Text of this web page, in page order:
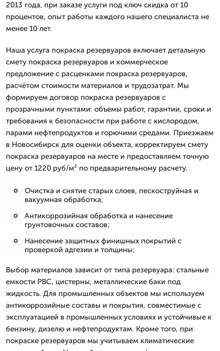
2013 года, при заказе услуги под ключ скидка от 10
процентов, опыт работы каждого нашего специалиста не
менее 10 лет.
Наша услуга покраска резервуаров включает детальную
смету покраска резервуаров и коммерческое
предложение с расценками покраска резервуаров,
расчётом стоимости материалов и трудозатрат. Мы
формируем договор покраска резервуаров с
прозрачными пунктами: объемы работ, гарантии, сроки и
требования к безопасности при работе с кислородом,
парами нефтепродуктов и горючими средами. Приезжаем
в Новосибирск для оценки объекта, корректируем смету
покраска резервуаров на месте и предоставляем точную
цену от 1220 руб/м² по предварительному расчету.
Очистка и снятие старых слоев, пескоструйная и
вакуумная обработка;
Антикоррозийная обработка и нанесение
грунтовочных составов;
Нанесение защитных финишных покрытий с
проверкой адгезии и толщины;
Выбор материалов зависит от типа резервуара: стальные
емкости РВС, цистерны, металлические баки под
жидкость. Для промышленных объектов мы используем
антикоррозийные составы и покрытия, совместимые с
эксплуатацией в промышленных условиях и устойчивые к
бензину, дизелю и нефтепродуктам. Кроме того, при
покраске резервуаров мы учитываем климатические